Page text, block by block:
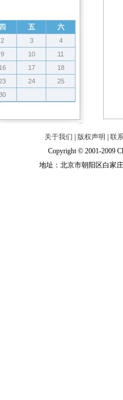
四 五 六
2 3
4
9 10
11
16 17
18
24
25
关于我们 版权声明
联
Copyright © 2001-2009
地址：北京市朝阳区白家